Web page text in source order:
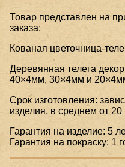
Товар представлен на
заказа:
Кованая цветочница-
Деревянная телега
40×4мм, 30×4мм и
Срок изготовления:
изделия, в среднем от
Гарантия на изделие: 5
Гарантия на покраску: 1